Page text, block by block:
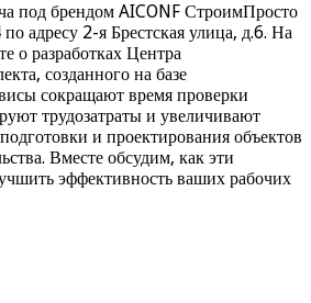
под брендом AICONF СтроимПросто
адресу 2-я Брестская улица, д.6. На
о разработках Центра
созданного на базе
сокращают время проверки
трудозатраты и увеличивают
и проектирования объектов
Вместе обсудим, как эти
эффективность ваших рабочих